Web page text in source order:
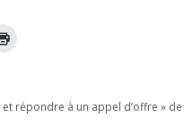
répondre à un appel d’offre » de